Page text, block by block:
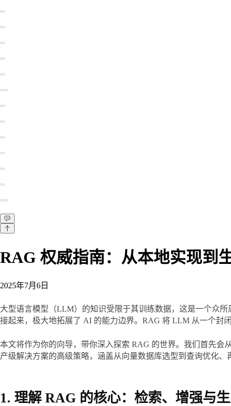
RAG 权威指南：从本地实现到
2025年7月6日
大型语言模型（LLM）的知识受限于其训练数据，这是一个众
接起来，极大地拓展了 AI 的能力边界。RAG 将 LLM 从一个封
本文将作为你的向导，带你深入探索 RAG 的世界。我们首先
产级解决方案的高级策略，涵盖从向量数据库选型到查询优化、
1. 理解 RAG 的核心：检索、增强与